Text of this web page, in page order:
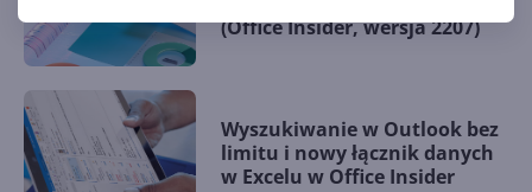
(Office Insider, wersja 2207)
Wyszukiwanie w Outlook bez
limitu i nowy łącznik danych
w Excelu w Office Insider